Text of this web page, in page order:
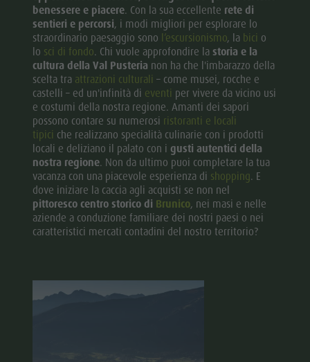
benessere e piacere. Con la sua eccellente rete di
sentieri e percorsi, i modi migliori per esplorare lo
straordinario paesaggio sono l’escursionismo, la bici o
lo sci di fondo. Chi vuole approfondire la storia e la
cultura della Val Pusteria non ha che l'imbarazzo della
scelta tra attrazioni culturali – come musei, rocche e
castelli – ed un'infinità di eventi per vivere da vicino usi
e costumi della nostra regione. Amanti dei sapori
possono contare su numerosi ristoranti e locali
tipici che realizzano specialità culinarie con i prodotti
locali e deliziano il palato con i gusti autentici della
nostra regione. Non da ultimo puoi completare la tua
vacanza con una piacevole esperienza di shopping. E
dove iniziare la caccia agli acquisti se non nel
pittoresco centro storico di Brunico, nei masi e nelle
aziende a conduzione familiare dei nostri paesi o nei
caratteristici mercati contadini del nostro territorio?